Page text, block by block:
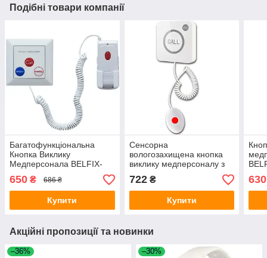
Подібні товари компанії
Багатофункціональна
Кнопка Виклику
Медперсонала BELFIX-
MB35-M
650 ₴ 686 ₴
Купити
Сенсорна
вологозахищена кнопка
виклику медперсоналу з
дублюючою кнопкою на
дроті BELFIX-MB16C-M
722₴
Купити
630
Акційні пропозиції та новинки
–36% –30%